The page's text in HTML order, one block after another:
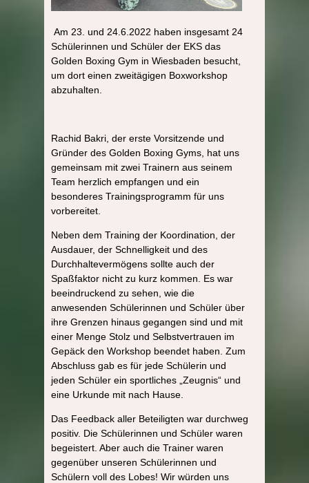
Am 23. und 24.6.2022 haben insgesamt 24
Schülerinnen und Schüler der EKS das
Golden Boxing Gym in Wiesbaden besucht,
um dort einen zweitägigen Boxworkshop
abzuhalten.
Rachid Bakri, der erste Vorsitzende und
Gründer des Golden Boxing Gyms, hat uns
gemeinsam mit zwei Trainern aus seinem
Team herzlich empfangen und ein
besonderes Trainingsprogramm für uns
vorbereitet.
Neben dem Training der Koordination, der
Ausdauer, der Schnelligkeit und des
Durchhaltevermögens sollte auch der
Spaßfaktor nicht zu kurz kommen. Es war
beeindruckend zu sehen, wie die
anwesenden Schülerinnen und Schüler über
ihre Grenzen hinaus gegangen sind und mit
einer Menge Stolz und Selbstvertrauen im
Gepäck den Workshop beendet haben. Zum
Abschluss gab es für jede Schülerin und
jeden Schüler ein sportliches „Zeugnis“ und
eine Urkunde mit nach Hause.
Das Feedback aller Beteiligten war durchweg
positiv. Die Schülerinnen und Schüler waren
begeistert. Aber auch die Trainer waren
gegenüber unseren Schülerinnen und
Schülern voll des Lobes! Wir würden uns